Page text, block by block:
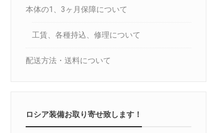
本体の1、3ヶ月保障について
工賃、各種持込、修理について
配送方法・送料について
ロシア装備お取り寄せ致します！